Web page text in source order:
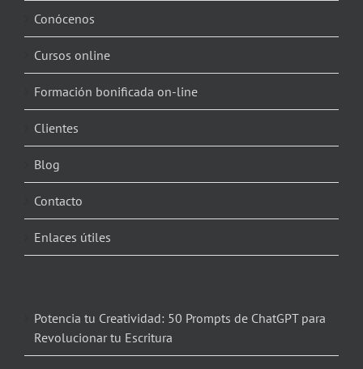
Conócenos
Cursos online
Formación bonificada on-line
Clientes
Blog
Contacto
Enlaces útiles
Potencia tu Creatividad: 50 Prompts de ChatGPT para
Revolucionar tu Escritura